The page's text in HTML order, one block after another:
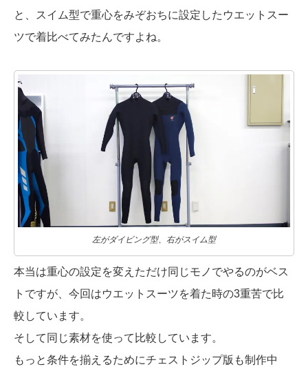
と、スイム型で重心をみぞおちに設定したウエットスー
ツで着比べてみたんですよね。
左がダイビング型、右がスイム型
本当は重心の設定を変えただけ同じモノでやるのがベス
トですが、今回はウエットスーツを着た時の3重苦で比
較しています。
そして同じ素材を使って比較しています。
もっと条件を揃えるためにチェストジップ版も制作中